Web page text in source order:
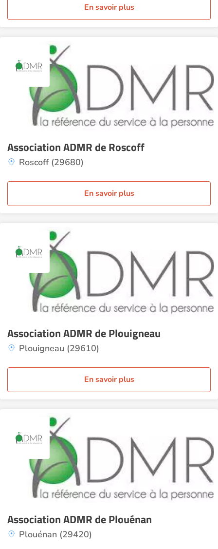
En savoir plus
Association ADMR de Roscoff
Roscoff (29680)
En savoir plus
Association ADMR de Plouigneau
Plouigneau (29610)
En savoir plus
Association ADMR de Plouénan
Plouénan (29420)